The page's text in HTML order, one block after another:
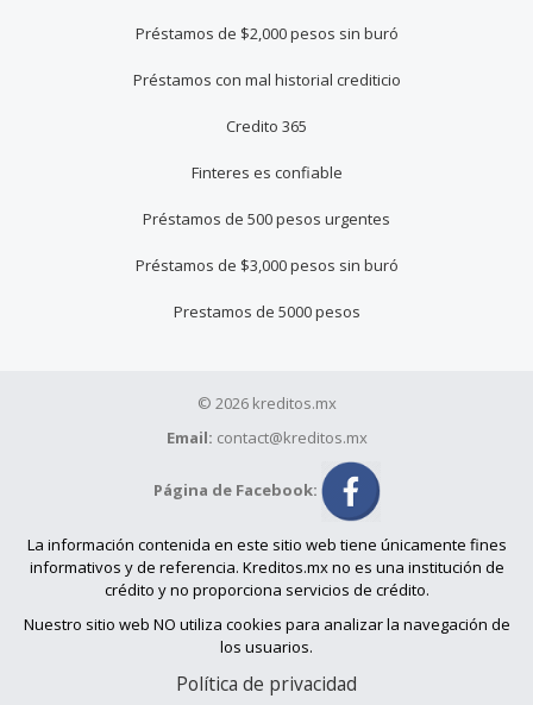
Préstamos de $2,000 pesos sin buró
Préstamos con mal historial crediticio
Credito 365
Finteres es confiable
Préstamos de 500 pesos urgentes
Préstamos de $3,000 pesos sin buró
Prestamos de 5000 pesos
© 2026 kreditos.mx
Email: contact@kreditos.mx
Página de Facebook:
La información contenida en este sitio web tiene únicamente fines
informativos y de referencia. Kreditos.mx no es una institución de
crédito y no proporciona servicios de crédito.
Nuestro sitio web NO utiliza cookies para analizar la navegación de
los usuarios.
Política de privacidad